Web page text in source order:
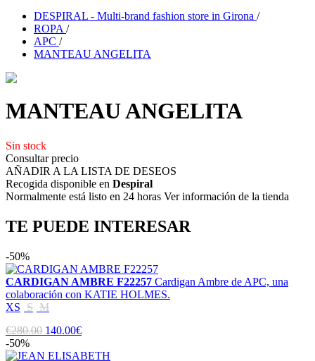
DESPIRAL - Multi-brand fashion store in Girona /
ROPA /
APC /
MANTEAU ANGELITA
MANTEAU ANGELITA
Sin stock
Consultar precio
AÑADIR A LA LISTA DE DESEOS
Recogida disponible en Despiral
Normalmente está listo en 24 horas Ver información de la tienda
TE PUEDE INTERESAR
-50%
CARDIGAN AMBRE F22257 Cardigan Ambre de APC, una
colaboración con KATIE HOLMES.
XS S M
€280.00 140.00€
-50%